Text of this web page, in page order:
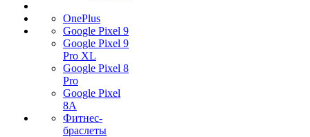
OnePlus
Google Pixel 9
Google Pixel 9
Pro XL
Google Pixel 8
Pro
Google Pixel
8A
Фитнес-
браслеты